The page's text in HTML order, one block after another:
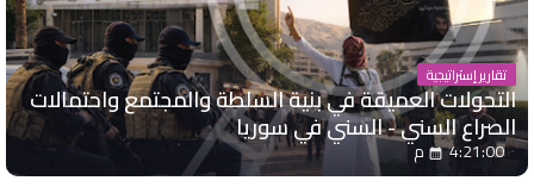
تقارير إستراتيجية
التحولات العميقة في بنية السلطة والمجتمع واحتمالات
الصراع السني - السني في سوريا
4:21:00 م